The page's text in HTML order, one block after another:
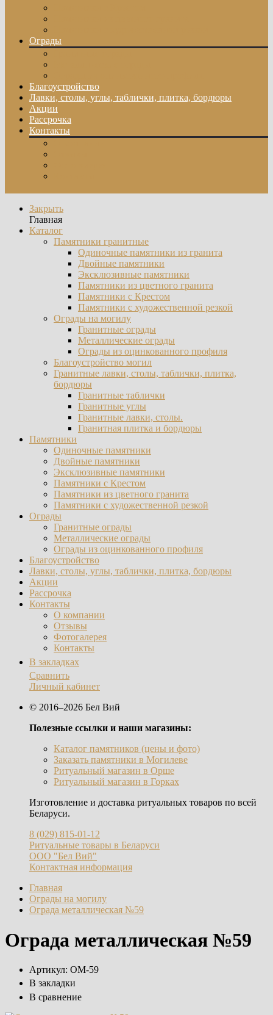
Ограды
Благоустройство
Лавки, столы, углы, таблички, плитка, бордюры
Акции
Рассрочка
Контакты
Закрыть
Главная
Каталог
Памятники гранитные
Одиночные памятники из гранита
Двойные памятники
Эксклюзивные памятники
Памятники из цветного гранита
Памятники с Крестом
Памятники с художественной резкой
Ограды на могилу
Гранитные ограды
Металлические ограды
Ограды из оцинкованного профиля
Благоустройство могил
Гранитные лавки, столы, таблички, плитка,
бордюры
Гранитные таблички
Гранитные углы
Гранитные лавки, столы.
Гранитная плитка и бордюры
Памятники
Одиночные памятники
Двойные памятники
Эксклюзивные памятники
Памятники с Крестом
Памятники из цветного гранита
Памятники с художественной резкой
Ограды
Гранитные ограды
Металлические ограды
Ограды из оцинкованного профиля
Благоустройство
Лавки, столы, углы, таблички, плитка, бордюры
Акции
Рассрочка
Контакты
О компании
Отзывы
Фотогалерея
Контакты
В закладках
Сравнить
Личный кабинет
© 2016–2026 Бел Вий
Полезные ссылки и наши магазины:
Каталог памятников (цены и фото)
Заказать памятники в Могилеве
Ритуальный магазин в Орше
Ритуальный магазин в Горках
Изготовление и доставка ритуальных товаров по всей
Беларуси.
8 (029) 815-01-12
Ритуальные товары в Беларуси
ООО "Бел Вий"
Контактная информация
Главная
Ограды на могилу
Ограда металлическая №59
Ограда металлическая №59
Артикул: ОМ-59
В закладки
В сравнение